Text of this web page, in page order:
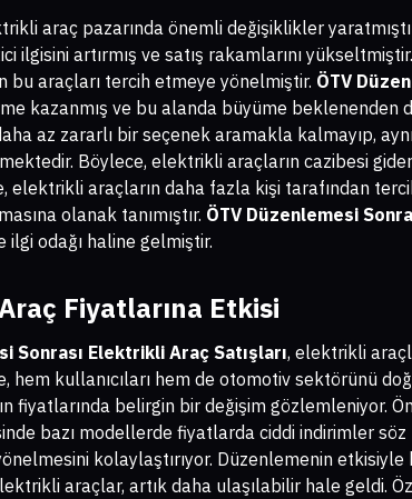
araç pazarında önemli değişiklikler
ilgisini artırmış ve satış rakamlarını
bu araçları tercih etmeye yönelmiştir. ÖTV
kazanmış ve bu alanda büyüme beklenenden
az zararlı bir seçenek aramakla kalmayıp,
Böylece, elektrikli araçların cazibesi
elektrikli araçların daha fazla kişi tarafından
olanak tanımıştır. ÖTV Düzenlemesi
odağı haline gelmiştir.
Fiyatlarına Etkisi
Sonrası Elektrikli Araç Satışları, elektrikli
kullanıcıları hem de otomotiv sektörünü
fiyatlarında belirgin bir değişim gözlemleniyor.
bazı modellerde fiyatlarda ciddi indirimler
kolaylaştırıyor. Düzenlemenin
araçlar, artık daha ulaşılabilir hale geldi.